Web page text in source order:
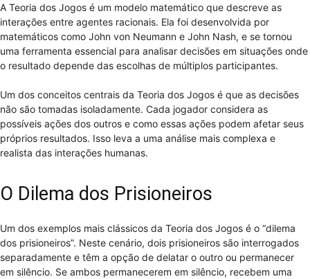
A Teoria dos Jogos é um modelo matemático que descreve as
interações entre agentes racionais. Ela foi desenvolvida por
matemáticos como John von Neumann e John Nash, e se tornou
uma ferramenta essencial para analisar decisões em situações onde
o resultado depende das escolhas de múltiplos participantes.
Um dos conceitos centrais da Teoria dos Jogos é que as decisões
não são tomadas isoladamente. Cada jogador considera as
possíveis ações dos outros e como essas ações podem afetar seus
próprios resultados. Isso leva a uma análise mais complexa e
realista das interações humanas.
O Dilema dos Prisioneiros
Um dos exemplos mais clássicos da Teoria dos Jogos é o “dilema
dos prisioneiros”. Neste cenário, dois prisioneiros são interrogados
separadamente e têm a opção de delatar o outro ou permanecer
em silêncio. Se ambos permanecerem em silêncio, recebem uma